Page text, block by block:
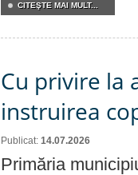
CITEŞTE MAI MULT...
Cu privire la
instruirea
Publicat: 14.07.2026
Primăria